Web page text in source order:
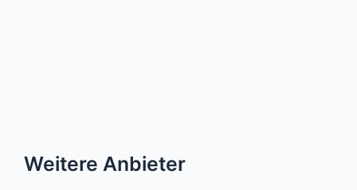
Weitere Anbieter